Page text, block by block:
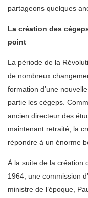
partageons quelques
La création des
point
La période de la
de nombreux
formation d’une
partie les cégeps.
ancien directeur des
maintenant retraité, la
répondre à un énorme
À la suite de la création
1964, une commission
ministre de l’époque,